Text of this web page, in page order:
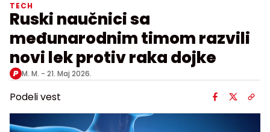
TECH
Ruski naučnici sa
međunarodnim timom razvili
novi lek protiv raka dojke
M. M. - 21. Maj 2026.
Podeli vest